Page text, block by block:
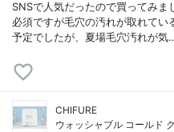
SNSで人気だったので買ってみ
必須ですが毛穴の汚れが取れてい
予定でしたが、夏場毛穴汚れが気
CHIFURE
ウォッシャブル コールド